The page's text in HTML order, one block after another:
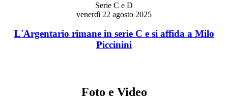
Serie C e D
venerdì 22 agosto 2025
L'Argentario rimane in serie C e si affida a Milo
Piccinini
Foto e Video